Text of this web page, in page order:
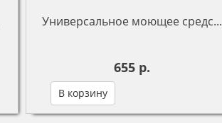
Универсальное моющее средс...
655 р.
В корзину